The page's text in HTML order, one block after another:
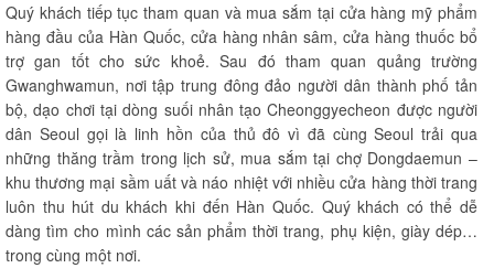
Quý khách tiếp tục tham quan và mua sắm tại cửa hàng mỹ phẩm
hàng đầu của Hàn Quốc, cửa hàng nhân sâm, cửa hàng thuốc bổ
trợ gan tốt cho sức khoẻ. Sau đó tham quan quảng trường
Gwanghwamun, nơi tập trung đông đảo người dân thành phố tản
bộ, dạo chơi tại dòng suối nhân tạo Cheonggyecheon được người
dân Seoul gọi là linh hồn của thủ đô vì đã cùng Seoul trải qua
những thăng trầm trong lịch sử, mua sắm tại chợ Dongdaemun –
khu thương mại sầm uất và náo nhiệt với nhiều cửa hàng thời trang
luôn thu hút du khách khi đến Hàn Quốc. Quý khách có thể dễ
dàng tìm cho mình các sản phẩm thời trang, phụ kiện, giày dép…
trong cùng một nơi.